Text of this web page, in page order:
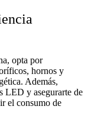
opta por
hornos y
Además,
LED y asegurarte de
el consumo de